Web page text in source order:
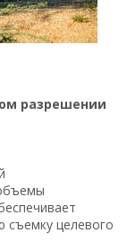
разрешении
съемку целевого